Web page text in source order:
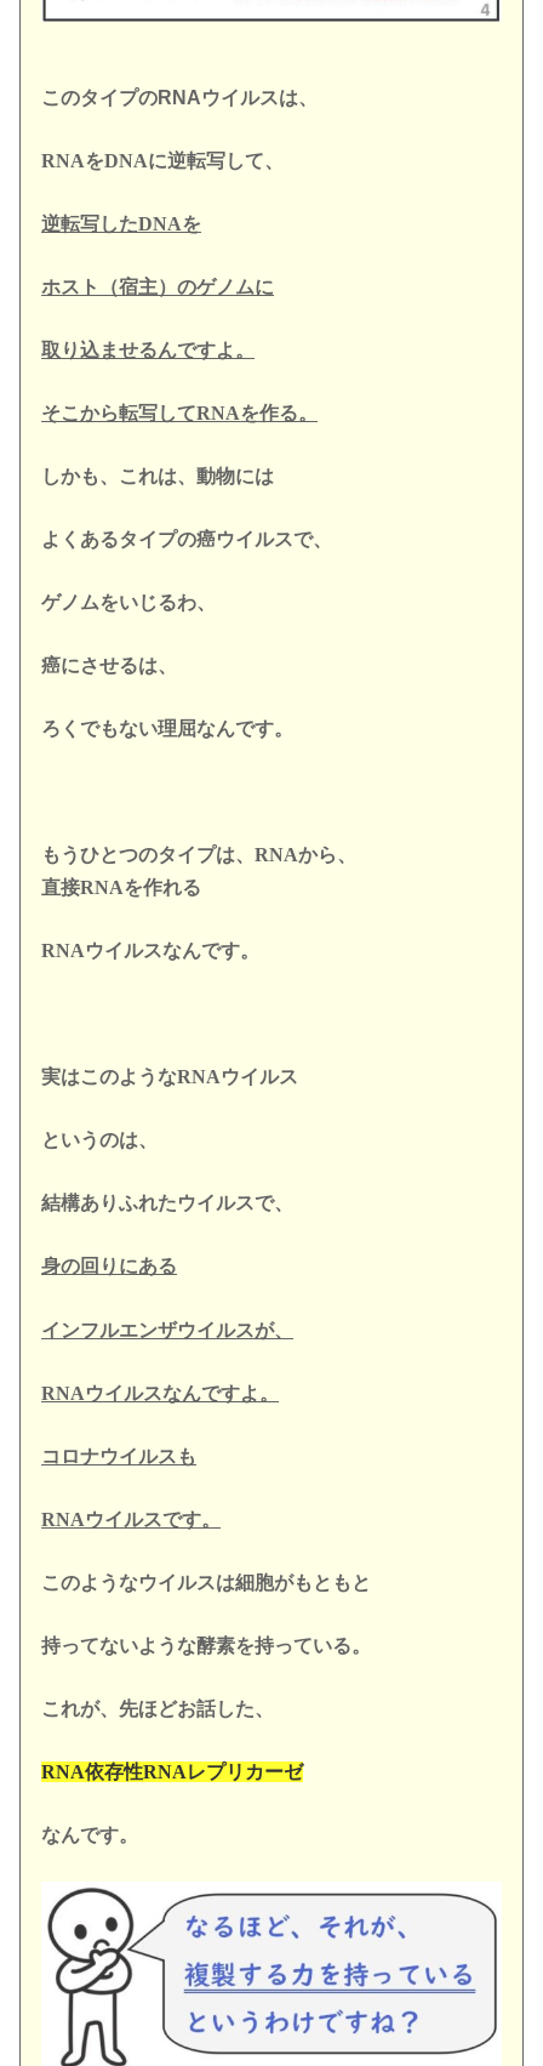
このタイプのRNAウイルスは、
RNAをDNAに逆転写して、
逆転写したDNAを
ホスト（宿主）のゲノムに
取り込ませるんですよ。
そこから転写してRNAを作る。
しかも、これは、動物には
よくあるタイプの癌ウイルスで、
ゲノムをいじるわ、
癌にさせるは、
ろくでもない理屈なんです。
もうひとつのタイプは、RNAから、
直接RNAを作れる
RNAウイルスなんです。
実はこのようなRNAウイルス
というのは、
結構ありふれたウイルスで、
身の回りにある
インフルエンザウイルスが、
RNAウイルスなんですよ。
コロナウイルスも
RNAウイルスです。
このようなウイルスは細胞がもともと
持ってないような酵素を持っている。
これが、先ほどお話した、
RNA依存性RNAレプリカーゼ
なんです。